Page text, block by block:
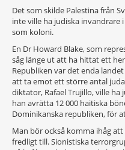
Det som skilde Palestina från
inte ville ha judiska invandrare
som koloni.
En Dr Howard Blake, som
såg länge ut att ha hittat ett
Republiken var det enda
att ta emot ett större antal
diktator, Rafael Trujillo, ville ha
han avrätta 12 000 haitiska
Dominikanska republiken, för
Man bör också komma ihåg
fredligt till. Sionistiska